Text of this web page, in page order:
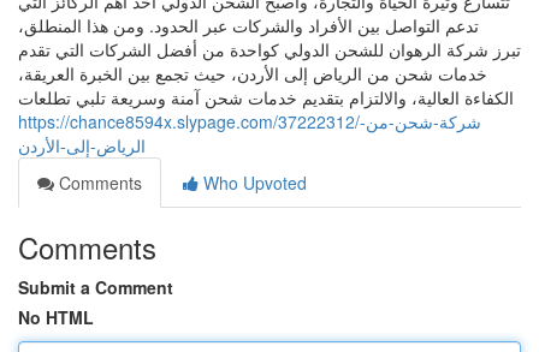
تدعم التواصل بين الأفراد والشركات عبر الحدود. ومن هذا المنطلق،
تبرز شركة الرهوان للشحن الدولي كواحدة من أفضل الشركات التي تقدم
خدمات شحن من الرياض إلى الأردن، حيث تجمع بين الخبرة العريقة،
الكفاءة العالية، والالتزام بتقديم خدمات شحن آمنة وسريعة تلبي تطلعات
https://chance8594x.slypage.com/37222312/شركة-شحن-من-
الرياض-إلى-الأردن
Comments
Who Upvoted
Comments
Submit a Comment
No HTML